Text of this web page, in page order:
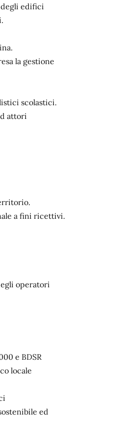
edifici
la gestione
scolastici.
attori
a fini ricettivi.
operatori
e BDSR
locale
ed